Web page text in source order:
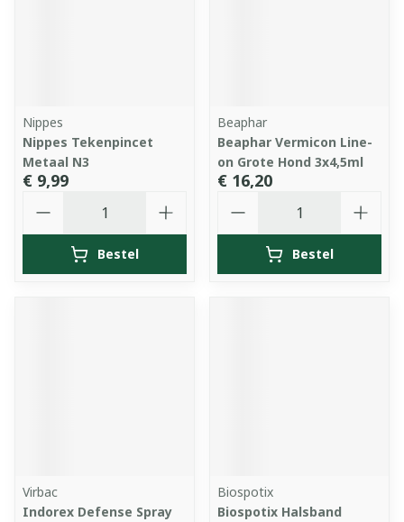
Nippes
Nippes Tekenpincet
Metaal N3
€ 9,99
Bestel
Beaphar
Beaphar Vermicon Line-
on Grote Hond 3x4,5ml
€ 16,20
Bestel
Virbac
Indorex Defense Spray
Biospotix
Biospotix Halsband